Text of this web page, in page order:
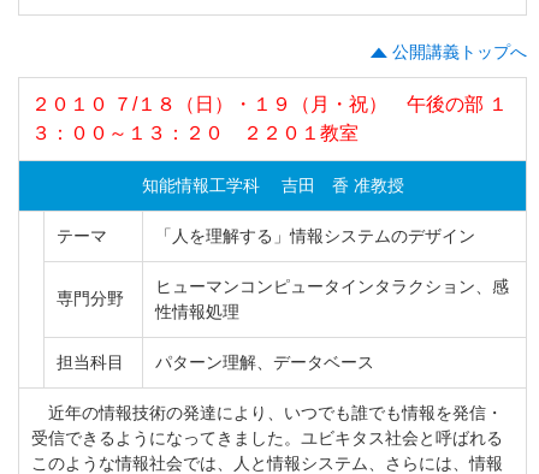
公開講義トップへ
２０１０ ７/１８（日）・１９（月・祝） 午後の部 １
３：００～１３：２０ ２２０１教室
知能情報工学科 吉田 香 准教授
テーマ 「人を理解する」情報システムのデザイン
専門分野
ヒューマンコンピュータインタラクション、感
性情報処理
担当科目 パターン理解、データベース
近年の情報技術の発達により、いつでも誰でも情報を発信・
受信できるようになってきました。ユビキタス社会と呼ばれる
このような情報社会では、人と情報システム、さらには、情報